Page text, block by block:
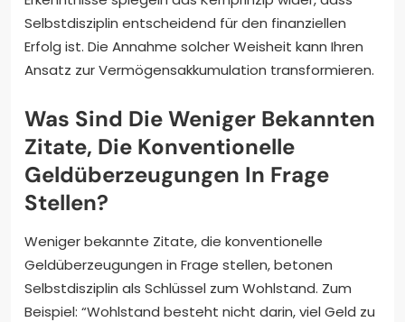
Selbstdisziplin entscheidend für den finanziellen
Erfolg ist. Die Annahme solcher Weisheit kann Ihren
Ansatz zur Vermögensakkumulation transformieren.
Was Sind Die Weniger Bekannten
Zitate, Die Konventionelle
Geldüberzeugungen In Frage
Stellen?
Weniger bekannte Zitate, die konventionelle
Geldüberzeugungen in Frage stellen, betonen
Selbstdisziplin als Schlüssel zum Wohlstand. Zum
Beispiel: “Wohlstand besteht nicht darin, viel Geld zu